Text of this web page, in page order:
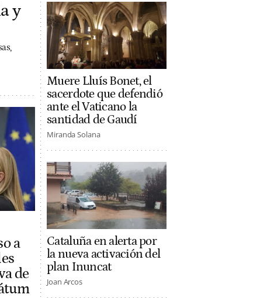
y
a
de
Muere Lluís Bonet, el
sacerdote que defendió
ante el Vaticano la
santidad de Gaudí
Miranda Solana
Cataluña en alerta por
la nueva activación del
plan Inuncat
Joan Arcos